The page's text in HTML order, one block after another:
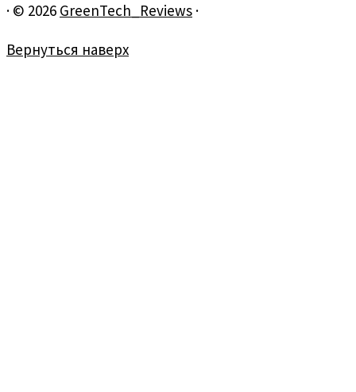
· © 2026 GreenTech_Reviews ·
Вернуться наверх